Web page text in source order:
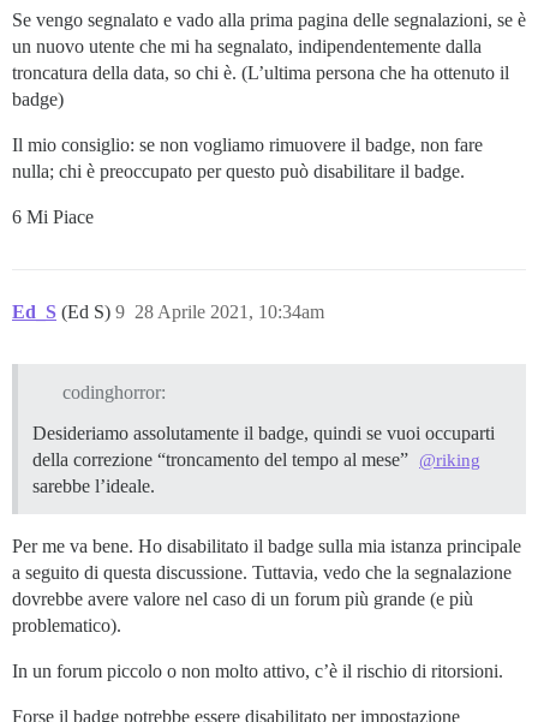
Se vengo segnalato e vado alla prima pagina delle segnalazioni, se è
un nuovo utente che mi ha segnalato, indipendentemente dalla
troncatura della data, so chi è. (L’ultima persona che ha ottenuto il
badge)
Il mio consiglio: se non vogliamo rimuovere il badge, non fare
nulla; chi è preoccupato per questo può disabilitare il badge.
6 Mi Piace
Ed_S (Ed S) 28 Aprile 2021, 10:34am
9
codinghorror:
Desideriamo assolutamente il badge, quindi se vuoi occuparti
della correzione “troncamento del tempo al mese” @riking
sarebbe l’ideale.
Per me va bene. Ho disabilitato il badge sulla mia istanza principale
a seguito di questa discussione. Tuttavia, vedo che la segnalazione
dovrebbe avere valore nel caso di un forum più grande (e più
problematico).
In un forum piccolo o non molto attivo, c’è il rischio di ritorsioni.
Forse il badge potrebbe essere disabilitato per impostazione